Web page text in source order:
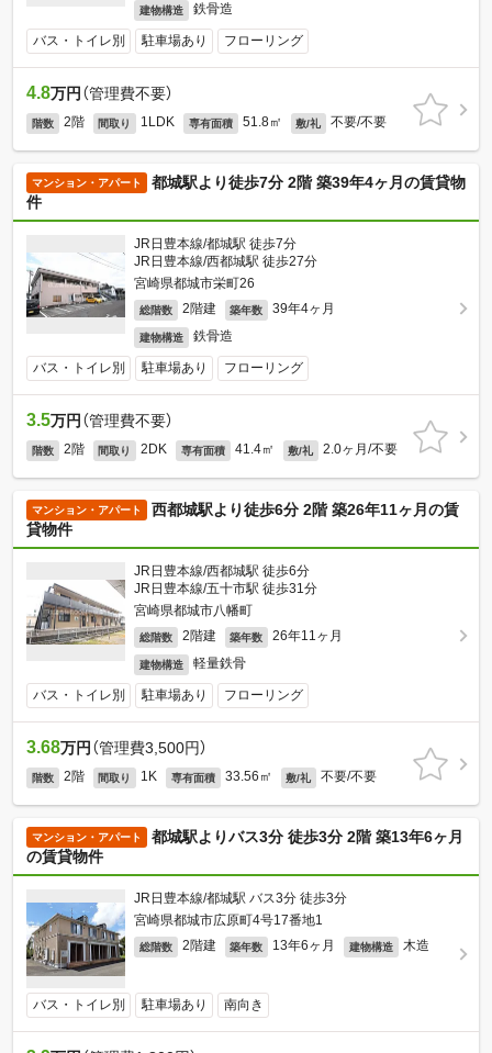
建物構造 鉄骨造
バス・トイレ別 駐車場あり フローリング
4.8万円 （管理費不要）
階数 2階 間取り 1LDK 専有面積 51.8㎡ 敷/礼 不要/不要
マンション・アパート
都城駅より徒歩7分 2階 築39年4ヶ月の賃貸物
件
JR日豊本線/都城駅 徒歩7分
JR日豊本線/西都城駅 徒歩27分
宮崎県都城市栄町26
総階数 2階建 築年数 39年4ヶ月
建物構造 鉄骨造
バス・トイレ別 駐車場あり フローリング
3.5万円 （管理費不要）
階数 2階 間取り 2DK 専有面積 41.4㎡ 敷/礼 2.0ヶ月/不要
マンション・アパート
西都城駅より徒歩6分 2階 築26年11ヶ月の賃
貸物件
JR日豊本線/西都城駅 徒歩6分
JR日豊本線/五十市駅 徒歩31分
宮崎県都城市八幡町
総階数 2階建 築年数 26年11ヶ月
建物構造 軽量鉄骨
バス・トイレ別 駐車場あり フローリング
3.68万円 （管理費3,500円）
階数 2階 間取り 1K 専有面積 33.56㎡ 敷/礼 不要/不要
マンション・アパート
都城駅よりバス3分 徒歩3分 2階 築13年6ヶ月
の賃貸物件
JR日豊本線/都城駅 バス3分 徒歩3分
宮崎県都城市広原町4号17番地1
総階数 2階建 築年数 13年6ヶ月 建物構造 木造
バス・トイレ別 駐車場あり 南向き